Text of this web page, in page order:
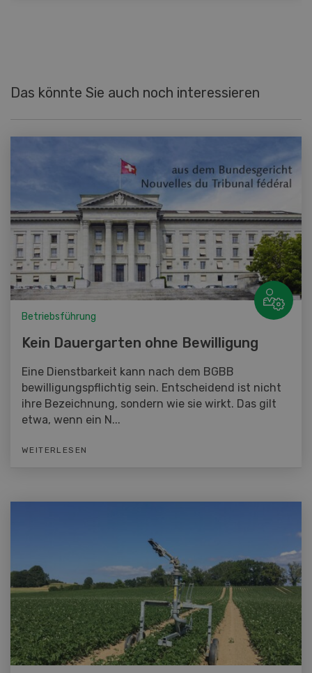
Das könnte Sie auch noch interessieren
Betriebsführung
Kein Dauergarten ohne Bewilligung
Eine Dienstbarkeit kann nach dem BGBB
bewilligungspflichtig sein. Entscheidend ist nicht
ihre Bezeichnung, sondern wie sie wirkt. Das gilt
etwa, wenn ein N...
WEITERLESEN